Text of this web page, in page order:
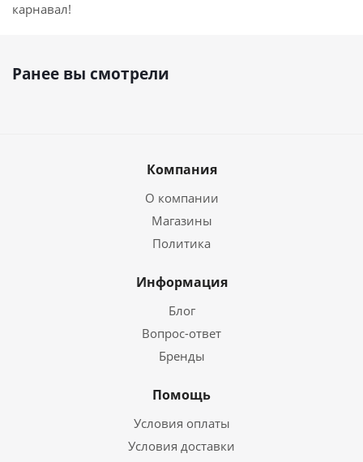
карнавал!
Ранее вы смотрели
Компания
О компании
Магазины
Политика
Информация
Блог
Вопрос-ответ
Бренды
Помощь
Условия оплаты
Условия доставки